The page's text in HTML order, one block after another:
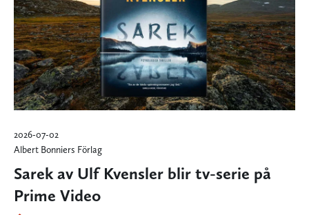
2026-07-02
Albert Bonniers Förlag
Sarek av Ulf Kvensler blir tv-serie på
Prime Video